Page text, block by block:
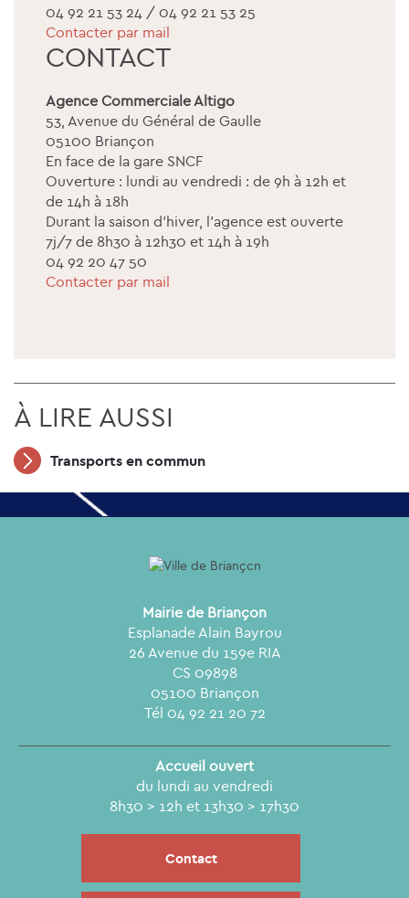
04 92 21 53 24 / 04 92 21 53 25
Contacter par mail
CONTACT
Agence Commerciale Altigo
53, Avenue du Général de Gaulle
05100 Briançon
En face de la gare SNCF
Ouverture : lundi au vendredi : de 9h à 12h et
de 14h à 18h
Durant la saison d'hiver, l'agence est ouverte
7j/7 de 8h30 à 12h30 et 14h à 19h
04 92 20 47 50
Contacter par mail
À LIRE AUSSI
Transports en commun
Mairie de Briançon
Esplanade Alain Bayrou
26 Avenue du 159e RIA
CS 09898
05100 Briançon
Tél 04 92 21 20 72
Accueil ouvert
du lundi au vendredi
8h30 > 12h et 13h30 > 17h30
Contact